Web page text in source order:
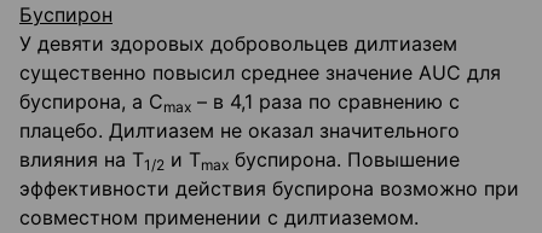
Буспирон
У девяти здоровых добровольцев дилтиазем
существенно повысил среднее значение AUC для
буспирона, а Сmax – в 4,1 раза по сравнению с
плацебо. Дилтиазем не оказал значительного
влияния на T1/2 и Тmax буспирона. Повышение
эффективности действия буспирона возможно при
совместном применении с дилтиаземом.